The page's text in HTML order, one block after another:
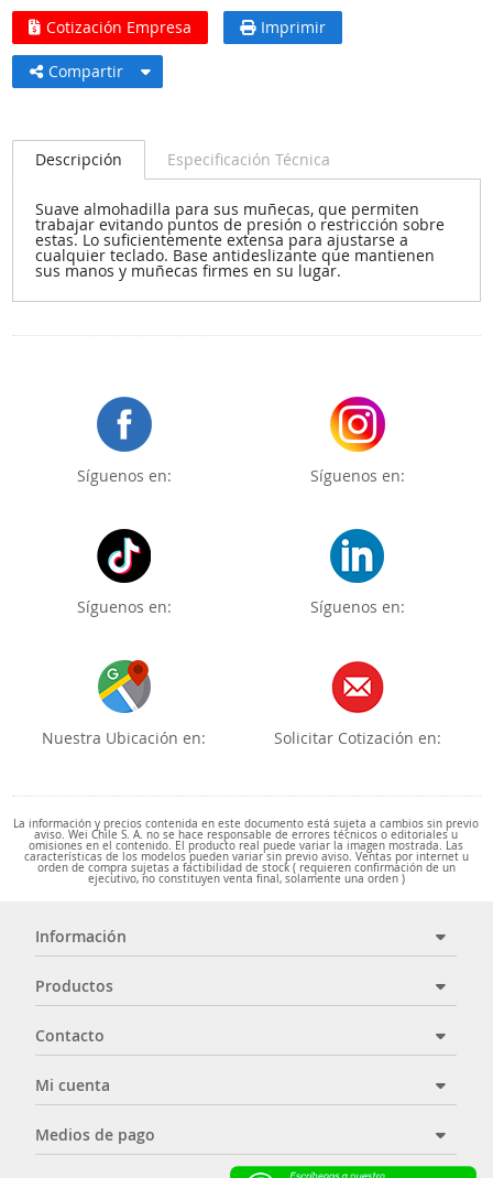
Cotización Empresa Imprimir
Compartir
Descripción Especificación Técnica
Suave almohadilla para sus muñecas, que permiten
trabajar evitando puntos de presión o restricción sobre
estas. Lo suficientemente extensa para ajustarse a
cualquier teclado. Base antideslizante que mantienen
sus manos y muñecas firmes en su lugar.
Síguenos en: Síguenos en:
Síguenos en: Síguenos en:
Nuestra Ubicación en: Solicitar Cotización en:
La información y precios contenida en este documento está sujeta a cambios sin previo
aviso. Wei Chile S. A. no se hace responsable de errores técnicos o editoriales u
omisiones en el contenido. El producto real puede variar la imagen mostrada. Las
características de los modelos pueden variar sin previo aviso. Ventas por internet u
orden de compra sujetas a factibilidad de stock ( requieren confirmación de un
ejecutivo, no constituyen venta final, solamente una orden )
Información
Productos
Contacto
Mi cuenta
Medios de pago